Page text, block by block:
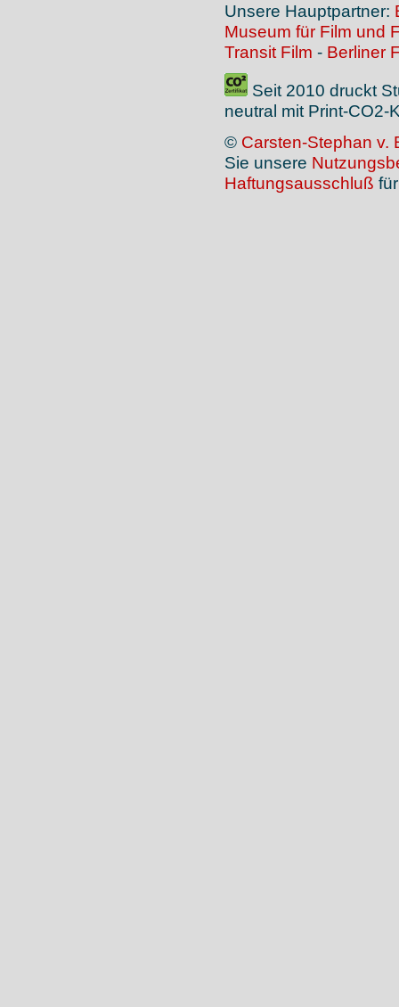
Unsere Hauptpartner:
Museum für Film und
Transit Film - Berliner
Seit 2010 druckt
neutral mit Print-CO2-
© Carsten-Stephan v.
Sie unsere
Haftungsausschluß